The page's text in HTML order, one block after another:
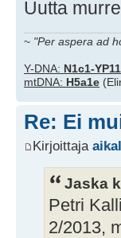
Uutta
~ "Per aspera ad
Y-DNA: N1c1-
mtDNA: H5a1e
Re: Ei
Kirjoittaja
Jaska
Petri
2/2013,